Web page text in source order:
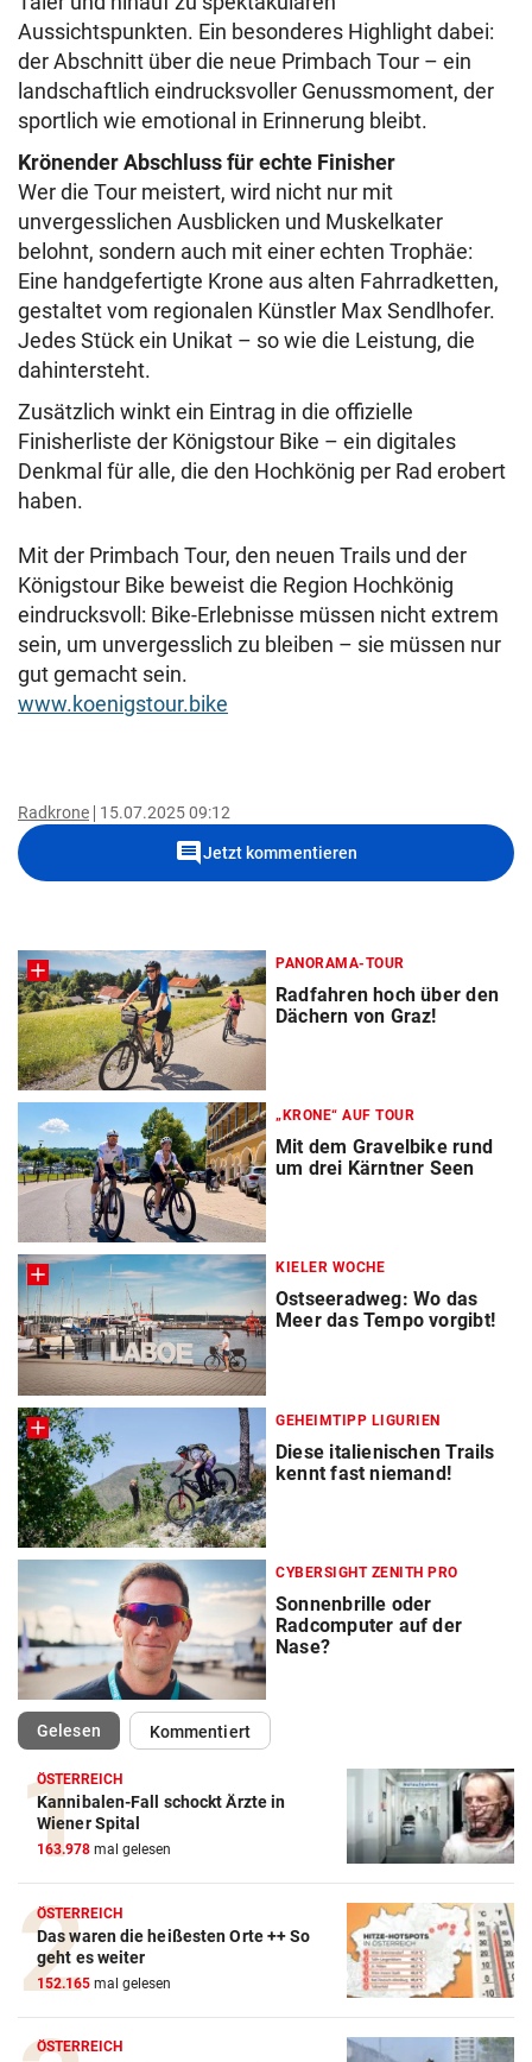
Aussichtspunkten. Ein besonderes Highlight dabei:
der Abschnitt über die neue Primbach Tour – ein
landschaftlich eindrucksvoller Genussmoment, der
sportlich wie emotional in Erinnerung bleibt.
Krönender Abschluss für echte Finisher
Wer die Tour meistert, wird nicht nur mit
unvergesslichen Ausblicken und Muskelkater
belohnt, sondern auch mit einer echten Trophäe:
Eine handgefertigte Krone aus alten Fahrradketten,
gestaltet vom regionalen Künstler Max Sendlhofer.
Jedes Stück ein Unikat – so wie die Leistung, die
dahintersteht.
Zusätzlich winkt ein Eintrag in die offizielle
Finisherliste der Königstour Bike – ein digitales
Denkmal für alle, die den Hochkönig per Rad erobert
haben.
Mit der Primbach Tour, den neuen Trails und der
Königstour Bike beweist die Region Hochkönig
eindrucksvoll: Bike-Erlebnisse müssen nicht extrem
sein, um unvergesslich zu bleiben – sie müssen nur
gut gemacht sein.
www.koenigstour.bike
Radkrone 15.07.2025 09:12
commentJetzt kommentieren
PANORAMA-TOUR
Radfahren hoch über den
Dächern von Graz!
„KRONE“ AUF TOUR
Mit dem Gravelbike rund
um drei Kärntner Seen
KIELER WOCHE
Ostseeradweg: Wo das
Meer das Tempo vorgibt!
GEHEIMTIPP LIGURIEN
Diese italienischen Trails
kennt fast niemand!
CYBERSIGHT ZENITH PRO
Sonnenbrille oder
Radcomputer auf der
Nase?
Gelesen(ausgewählt)Kommentiert
ÖSTERREICH
Kannibalen-Fall schockt Ärzte in
Wiener Spital
163.978 mal gelesen
ÖSTERREICH
Das waren die heißesten Orte ++ So
geht es weiter
152.165 mal gelesen
ÖSTERREICH